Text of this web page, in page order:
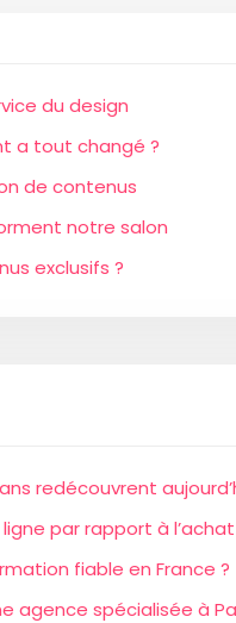
du design
a tout changé ?
de contenus
notre salon
exclusifs ?
redécouvrent
par rapport à
fiable en France ?
agence spécialisée à